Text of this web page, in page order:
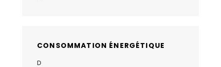
CONSOMMATION ÉNERGÉTIQUE
D